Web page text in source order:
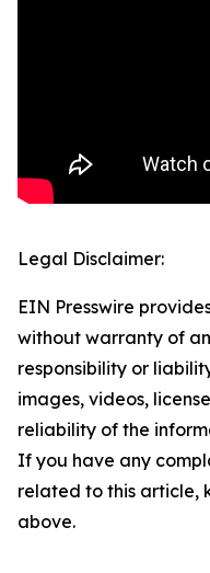
Legal Disclaimer:
EIN Presswire
without warranty of
responsibility or
images, videos,
reliability of the
If you have any
related to this article,
above.